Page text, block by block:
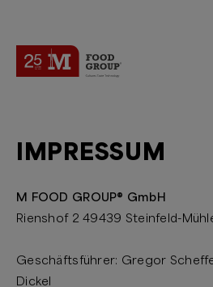
IMPRESSUM
M FOOD GROUP® GmbH
Rienshof 2 49439 Steinfeld-
Geschäftsführer: Gregor
Dickel